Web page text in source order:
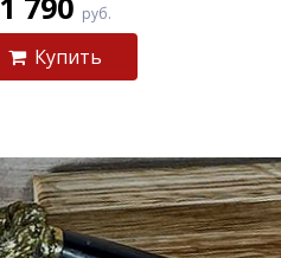
руб.
Купить